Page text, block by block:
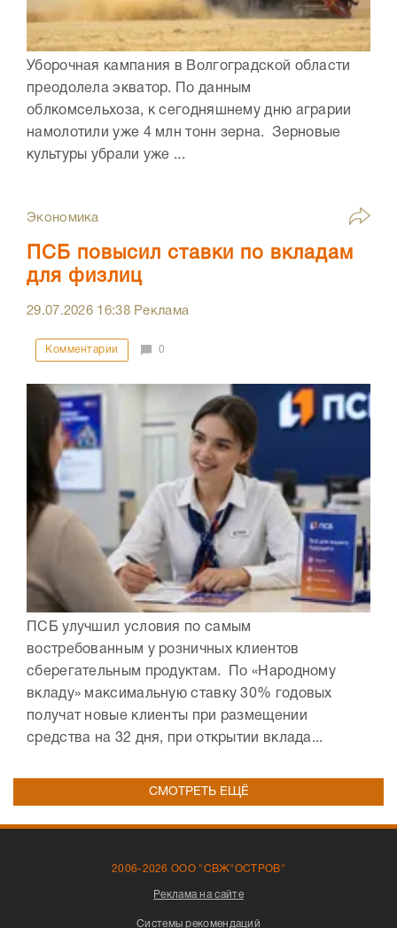
Уборочная кампания в Волгоградской области
преодолела экватор. По данным
облкомсельхоза, к сегодняшнему дню аграрии
намолотили уже 4 млн тонн зерна. Зерновые
культуры убрали уже ...
Экономика
ПСБ повысил ставки по вкладам
для физлиц
29.07.2026 16:38Реклама
Комментарии 0
ПСБ улучшил условия по самым
востребованным у розничных клиентов
сберегательным продуктам. По «Народному
вкладу» максимальную ставку 30% годовых
получат новые клиенты при размещении
средства на 32 дня, при открытии вклада...
СМОТРЕТЬ ЕЩЁ
2006-2026 ООО "СВЖ"ОСТРОВ"
Реклама на сайте
Системы рекомендаций